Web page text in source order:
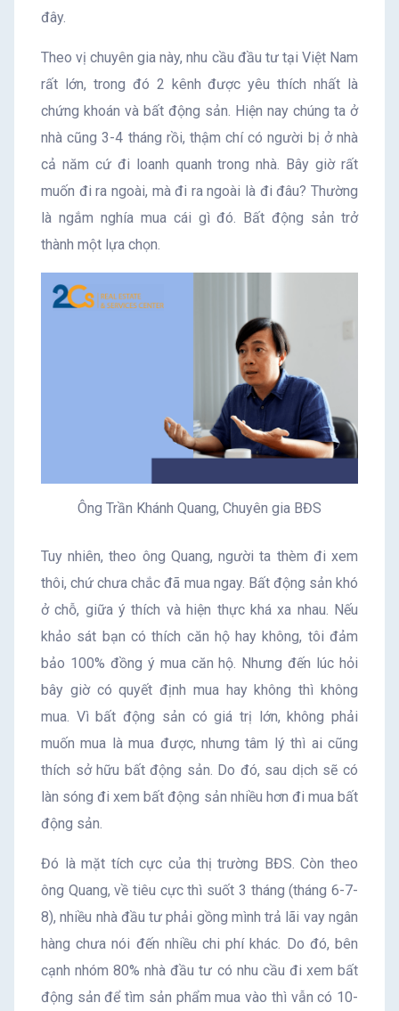
đây.
Theo vị chuyên gia này, nhu cầu đầu tư tại Việt Nam
rất lớn, trong đó 2 kênh được yêu thích nhất là
chứng khoán và bất động sản. Hiện nay chúng ta ở
nhà cũng 3-4 tháng rồi, thậm chí có người bị ở nhà
cả năm cứ đi loanh quanh trong nhà. Bây giờ rất
muốn đi ra ngoài, mà đi ra ngoài là đi đâu? Thường
là ngắm nghía mua cái gì đó. Bất động sản trở
thành một lựa chọn.
Ông Trần Khánh Quang, Chuyên gia BĐS
Tuy nhiên, theo ông Quang, người ta thèm đi xem
thôi, chứ chưa chắc đã mua ngay. Bất động sản khó
ở chỗ, giữa ý thích và hiện thực khá xa nhau. Nếu
khảo sát bạn có thích căn hộ hay không, tôi đảm
bảo 100% đồng ý mua căn hộ. Nhưng đến lúc hỏi
bây giờ có quyết định mua hay không thì không
mua. Vì bất động sản có giá trị lớn, không phải
muốn mua là mua được, nhưng tâm lý thì ai cũng
thích sở hữu bất động sản. Do đó, sau dịch sẽ có
làn sóng đi xem bất động sản nhiều hơn đi mua bất
động sản.
Đó là mặt tích cực của thị trường BĐS. Còn theo
ông Quang, về tiêu cực thì suốt 3 tháng (tháng 6-7-
8), nhiều nhà đầu tư phải gồng mình trả lãi vay ngân
hàng chưa nói đến nhiều chi phí khác. Do đó, bên
cạnh nhóm 80% nhà đầu tư có nhu cầu đi xem bất
động sản để tìm sản phẩm mua vào thì vẫn có 10-